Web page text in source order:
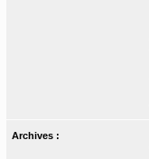
Archives :